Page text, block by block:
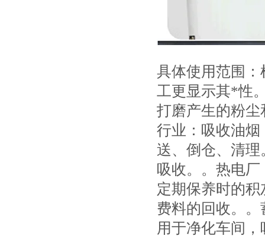
具体使用范围
工更显示其*性
打磨产生的粉
行业：吸收油
送、倒仓、清
吸收。。热电
定期保养时的
费料的回收。
用于净化车间